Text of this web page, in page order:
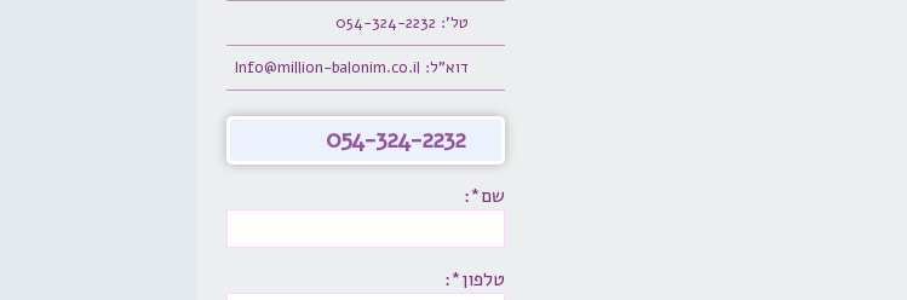
טל': 054-324-2232
דוא"ל: Info@million-balonim.co.il
054-324-2232
שם*:
טלפון*: